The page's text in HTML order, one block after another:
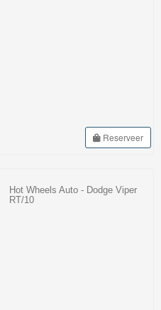
Reserveer
Hot Wheels Auto - Dodge Viper
RT/10